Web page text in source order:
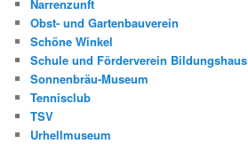
Narrenzunft
Obst- und Gartenbauverein
Schöne Winkel
Schule und Förderverein Bildungshaus
Sonnenbräu-Museum
Tennisclub
TSV
Urhellmuseum